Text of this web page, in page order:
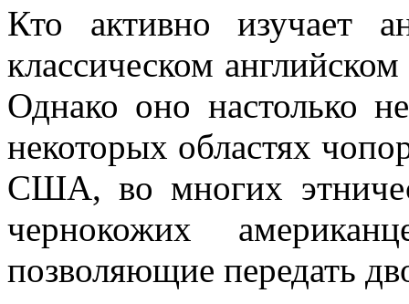
Кто активно изучает
классическом
Однако оно настолько
некоторых областях
США, во многих
чернокожих
позволяющие передать